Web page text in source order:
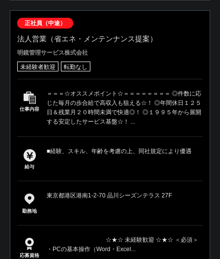
正社員（中途）
法人営業（省エネ・メンテンナンス提案）
明鏡管理サービス株式会社
未経験者歓迎 転勤なし
仕事内容
＝＝＝☆オススメポイント☆＝＝＝＝＝＝＝＝ ◎件数に応
じた毎月の歩合給で高収入も狙える☆！ ◎年間休日１２５
日＆残業月２０時間未満で快適◎！ ◎１９９５年から展開
する安定したサービス基盤☆！ ...
給与
■経験、スキル、年齢を考慮の上、同社規定により優遇
勤務地
東京都港区港南1-2-70 品川シーズンテラス 27F
応募資格
☆★☆ 未経験歓迎 ☆★☆ ＜必須＞
・PCの基本操作（Word・Excel...